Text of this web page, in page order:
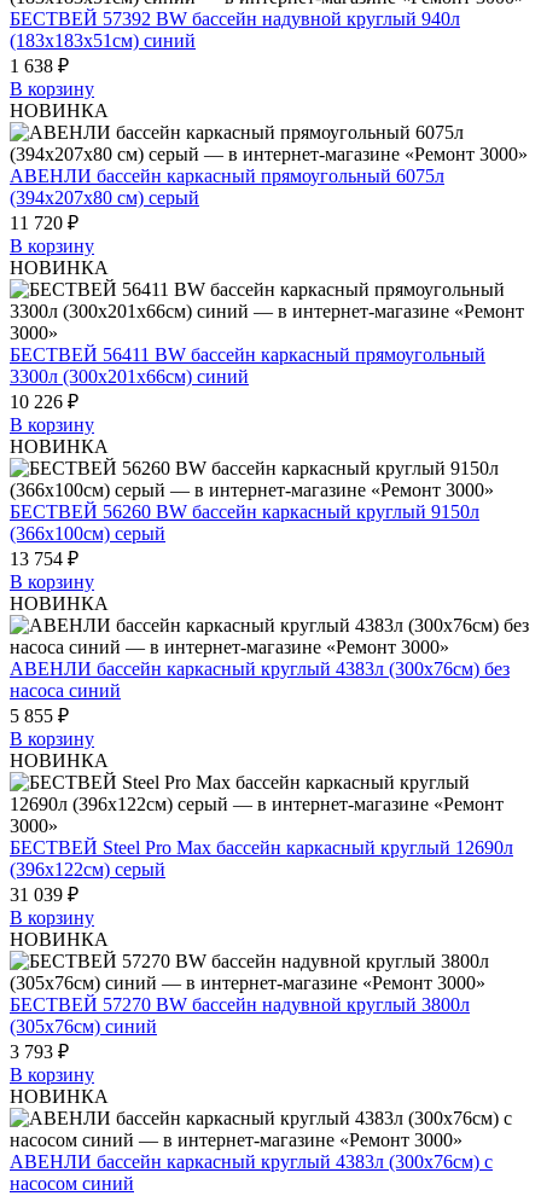
БЕСТВЕЙ 57392 BW бассейн надувной круглый 940л
(183x183х51см) синий
1 638 ₽
В корзину
НОВИНКА
АВЕНЛИ бассейн каркасный прямоугольный 6075л
(394x207x80 см) серый
11 720 ₽
В корзину
НОВИНКА
БЕСТВЕЙ 56411 BW бассейн каркасный прямоугольный
3300л (300x201х66см) синий
10 226 ₽
В корзину
НОВИНКА
БЕСТВЕЙ 56260 BW бассейн каркасный круглый 9150л
(366x100см) серый
13 754 ₽
В корзину
НОВИНКА
АВЕНЛИ бассейн каркасный круглый 4383л (300x76см) без
насоса синий
5 855 ₽
В корзину
НОВИНКА
БЕСТВЕЙ Steel Pro Max бассейн каркасный круглый 12690л
(396x122см) серый
31 039 ₽
В корзину
НОВИНКА
БЕСТВЕЙ 57270 BW бассейн надувной круглый 3800л
(305x76см) синий
3 793 ₽
В корзину
НОВИНКА
АВЕНЛИ бассейн каркасный круглый 4383л (300x76см) с
насосом синий